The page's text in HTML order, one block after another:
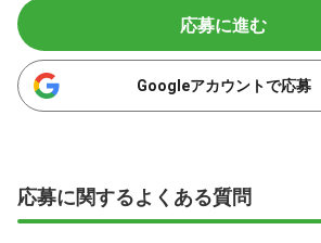
応募に進む
Googleアカウントで応募
応募に関するよくある質問